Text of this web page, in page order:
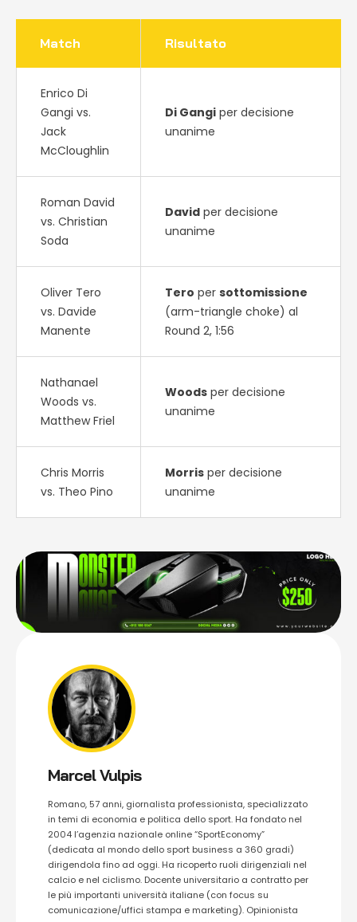
Match Risultato
Enrico Di
Gangi vs.
Jack
McCloughlin
Di Gangi per decisione
unanime
Roman David
vs. Christian
Soda
David per decisione
unanime
Oliver Tero
vs. Davide
Manente
Tero per sottomissione
(arm-triangle choke) al
Round 2, 1:56
Nathanael
Woods vs.
Matthew Friel
Woods per decisione
unanime
Chris Morris
vs. Theo Pino
Morris per decisione
unanime
Marcel Vulpis
Romano, 57 anni, giornalista professionista, specializzato
in temi di economia e politica dello sport. Ha fondato nel
2004 l’agenzia nazionale online “SportEconomy”
(dedicata al mondo dello sport business a 360 gradi)
dirigendola fino ad oggi. Ha ricoperto ruoli dirigenziali nel
calcio e nel ciclismo. Docente universitario a contratto per
le più importanti università italiane (con focus su
comunicazione/uffici stampa e marketing). Opinionista